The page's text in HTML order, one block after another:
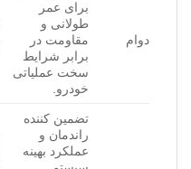
دوام
برای عمر
طولانی و
مقاومت در
برابر شرایط
سخت عملیاتی
خودرو.
تضمین کننده
راندمان و
عملکرد بهینه